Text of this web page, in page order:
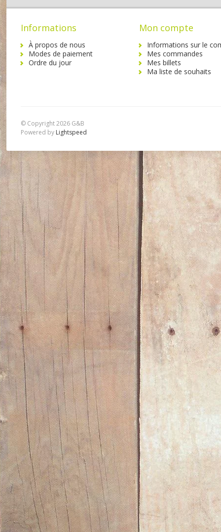
Informations
À propos de nous
Modes de paiement
Ordre du jour
Mon compte
Informations sur le
Mes commandes
Mes billets
Ma liste de souhaits
© Copyright 2026 G&B
Powered by Lightspeed